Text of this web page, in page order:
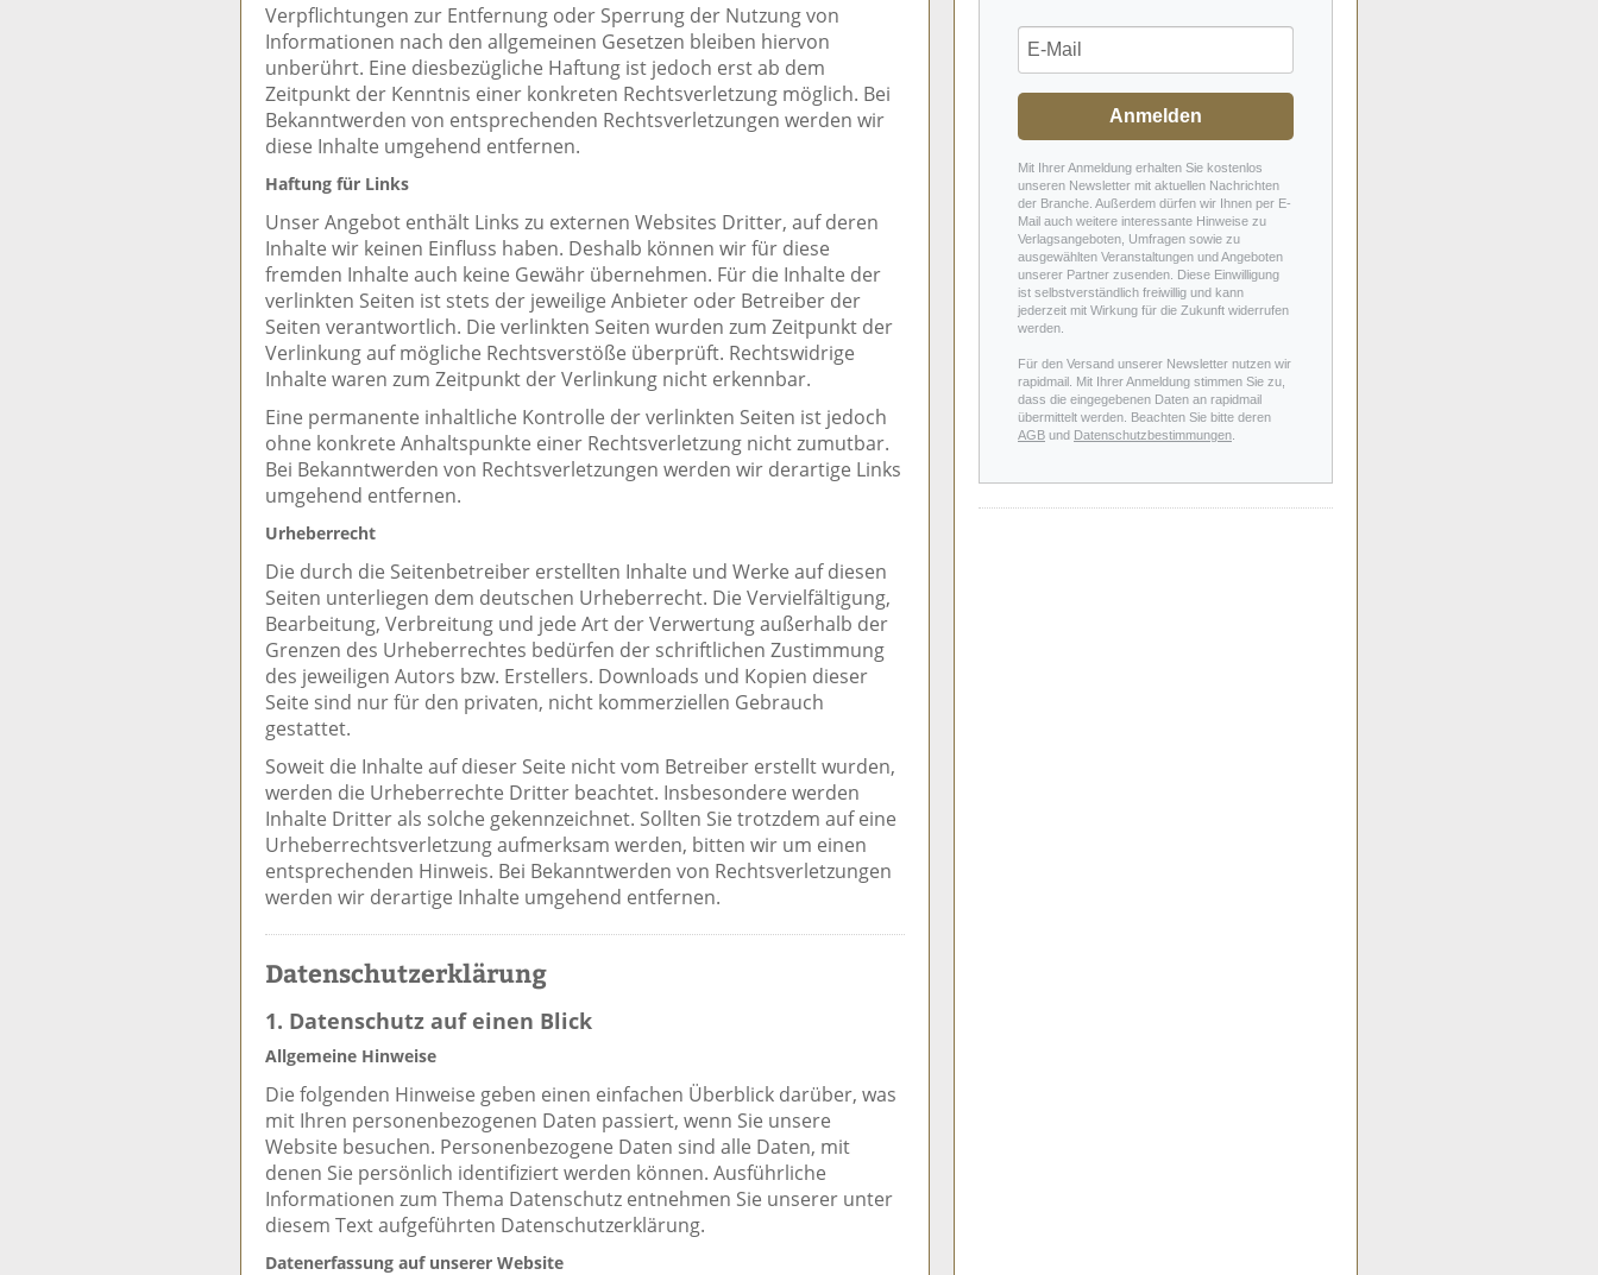
Verpflichtungen zur Entfernung oder Sperrung der Nutzung von
Informationen nach den allgemeinen Gesetzen bleiben hiervon
unberührt. Eine diesbezügliche Haftung ist jedoch erst ab dem
Zeitpunkt der Kenntnis einer konkreten Rechtsverletzung möglich. Bei
Bekanntwerden von entsprechenden Rechtsverletzungen werden wir
diese Inhalte umgehend entfernen.
Haftung für Links
Unser Angebot enthält Links zu externen Websites Dritter, auf deren
Inhalte wir keinen Einfluss haben. Deshalb können wir für diese
fremden Inhalte auch keine Gewähr übernehmen. Für die Inhalte der
verlinkten Seiten ist stets der jeweilige Anbieter oder Betreiber der
Seiten verantwortlich. Die verlinkten Seiten wurden zum Zeitpunkt der
Verlinkung auf mögliche Rechtsverstöße überprüft. Rechtswidrige
Inhalte waren zum Zeitpunkt der Verlinkung nicht erkennbar.
Eine permanente inhaltliche Kontrolle der verlinkten Seiten ist jedoch
ohne konkrete Anhaltspunkte einer Rechtsverletzung nicht zumutbar.
Bei Bekanntwerden von Rechtsverletzungen werden wir derartige Links
umgehend entfernen.
Urheberrecht
Die durch die Seitenbetreiber erstellten Inhalte und Werke auf diesen
Seiten unterliegen dem deutschen Urheberrecht. Die Vervielfältigung,
Bearbeitung, Verbreitung und jede Art der Verwertung außerhalb der
Grenzen des Urheberrechtes bedürfen der schriftlichen Zustimmung
des jeweiligen Autors bzw. Erstellers. Downloads und Kopien dieser
Seite sind nur für den privaten, nicht kommerziellen Gebrauch
gestattet.
Soweit die Inhalte auf dieser Seite nicht vom Betreiber erstellt wurden,
werden die Urheberrechte Dritter beachtet. Insbesondere werden
Inhalte Dritter als solche gekennzeichnet. Sollten Sie trotzdem auf eine
Urheberrechtsverletzung aufmerksam werden, bitten wir um einen
entsprechenden Hinweis. Bei Bekanntwerden von Rechtsverletzungen
werden wir derartige Inhalte umgehend entfernen.
Datenschutzerklärung
1. Datenschutz auf einen Blick
Allgemeine Hinweise
Die folgenden Hinweise geben einen einfachen Überblick darüber, was
mit Ihren personenbezogenen Daten passiert, wenn Sie unsere
Website besuchen. Personenbezogene Daten sind alle Daten, mit
denen Sie persönlich identifiziert werden können. Ausführliche
Informationen zum Thema Datenschutz entnehmen Sie unserer unter
diesem Text aufgeführten Datenschutzerklärung.
Datenerfassung auf unserer Website
Anmelden
Mit Ihrer Anmeldung erhalten Sie kostenlos
unseren Newsletter mit aktuellen Nachrichten
der Branche. Außerdem dürfen wir Ihnen per E-
Mail auch weitere interessante Hinweise zu
Verlagsangeboten, Umfragen sowie zu
ausgewählten Veranstaltungen und Angeboten
unserer Partner zusenden. Diese Einwilligung
ist selbstverständlich freiwillig und kann
jederzeit mit Wirkung für die Zukunft widerrufen
werden.
Für den Versand unserer Newsletter nutzen wir
rapidmail. Mit Ihrer Anmeldung stimmen Sie zu,
dass die eingegebenen Daten an rapidmail
übermittelt werden. Beachten Sie bitte deren
AGB und Datenschutzbestimmungen